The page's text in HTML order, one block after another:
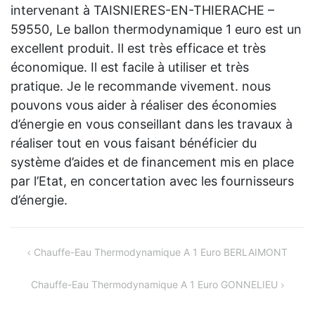
intervenant à TAISNIERES-EN-THIERACHE –
59550, Le ballon thermodynamique 1 euro est un
excellent produit. Il est très efficace et très
économique. Il est facile à utiliser et très
pratique. Je le recommande vivement. nous
pouvons vous aider à réaliser des économies
d’énergie en vous conseillant dans les travaux à
réaliser tout en vous faisant bénéficier du
système d’aides et de financement mis en place
par l’Etat, en concertation avec les fournisseurs
d’énergie.
Navigation
Chauffe-Eau Thermodynamique A 1 Euro BERLAIMONT
Chauffe-Eau Thermodynamique A 1 Euro GONNELIEU